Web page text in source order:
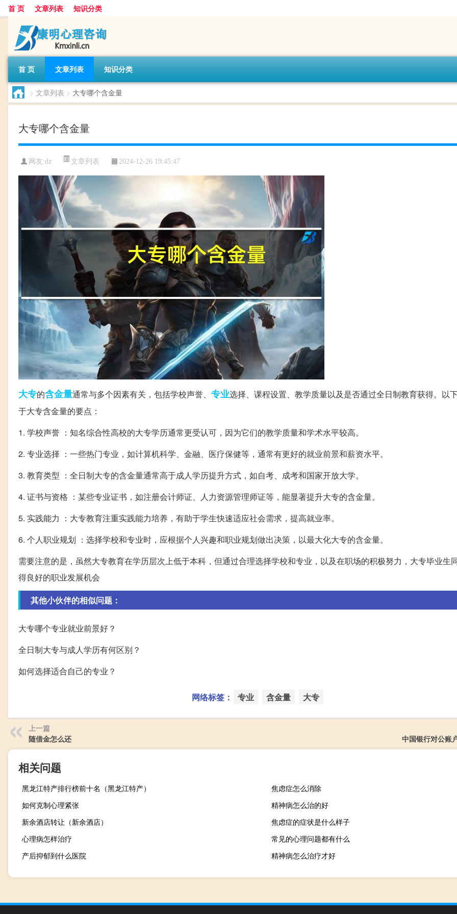
首 页 文章列表 知识分类
首 页 文章列表 知识分类
> 文章列表 > 大专哪个含金量
大专哪个含金量
网友:dz 文章列表 2024-12-26 19:45:47
大专的含金量通常与多个因素有关，包括学校声誉、 专业选择、课程设置、教学质量以及是否通过全日制教育获得。以
于大专含金量的要点：
1. 学校声誉 ：知名综合性高校的大专学历通常更受认可，因为它们的教学质量和学术水平较高。
2. 专业选择 ：一些热门专业，如计算机科学、金融、医疗保健等，通常有更好的就业前景和薪资水平。
3. 教育类型 ：全日制大专的含金量通常高于成人学历提升方式，如自考、成考和国家开放大学。
4. 证书与资格 ：某些专业证书，如注册会计师证、人力资源管理师证等，能显著提升大专的含金量。
5. 实践能力 ：大专教育注重实践能力培养，有助于学生快速适应社会需求，提高就业率。
6. 个人职业规划 ：选择学校和专业时，应根据个人兴趣和职业规划做出决策，以最大化大专的含金量。
需要注意的是，虽然大专教育在学历层次上低于本科，但通过合理选择学校和专业，以及在职场的积极努力，大专毕业生
得良好的职业发展机会
其他小伙伴的相似问题：
大专哪个专业就业前景好？
全日制大专与成人学历有何区别？
如何选择适合自己的专业？
网络标签： 专业 含金量 大专
上一篇
随借金怎么还
中国银行对公账
相关问题
黑龙江特产排行榜前十名（黑龙江特产）
焦虑症怎么消除
如何克制心理紧张
精神病怎么治的好
新余酒店转让（新余酒店）
焦虑症的症状是什么样子
心理病怎样治疗
常见的心理问题都有什么
产后抑郁到什么医院
精神病怎么治疗才好